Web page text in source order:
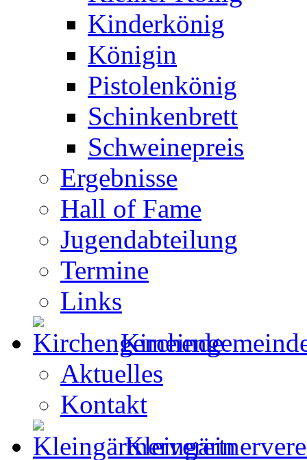
Kinderkönig
Königin
Pistolenkönig
Schinkenbrett
Schweinepreis
Ergebnisse
Hall of Fame
Jugendabteilung
Termine
Links
Aktuelles
Kontakt